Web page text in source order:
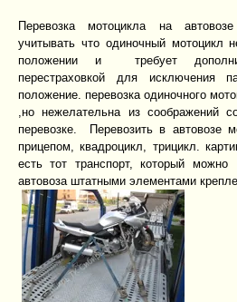
Перевозка мотоцикла на
учитывать что одиночный мотоцикл
положении и требует
перестраховкой для исключения
положение. перевозка одиночного
,но нежелательна из соображений
перевозке. Перевозить в автовозе
прицепом, квадроцикл, трицикл.
есть тот транспорт, который
автовоза штатными элементами